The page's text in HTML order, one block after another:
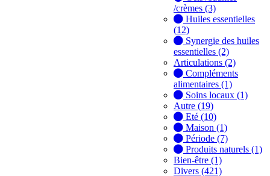
/crèmes (3)
Huiles essentielles
(12)
Synergie des huiles
essentielles (2)
Articulations (2)
Compléments
alimentaires (1)
Soins locaux (1)
Autre (19)
Eté (10)
Maison (1)
Période (7)
Produits naturels (1)
Bien-être (1)
Divers (421)